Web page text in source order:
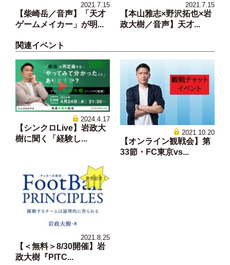
2021.7.15
【柴崎岳／音声】「天才
ゲームメイカー」が明...
2021.7.15
【本山雅志×野沢拓也×岩
政大樹／音声】天才...
関連イベント
2024.4.17
【シンクロLive】岩政大
樹に聞く「経験し...
2021.10.20
【オンライン観戦会】第
33節・FC東京vs...
2021.8.25
【＜無料＞8/30開催】岩
政大樹『PITC...